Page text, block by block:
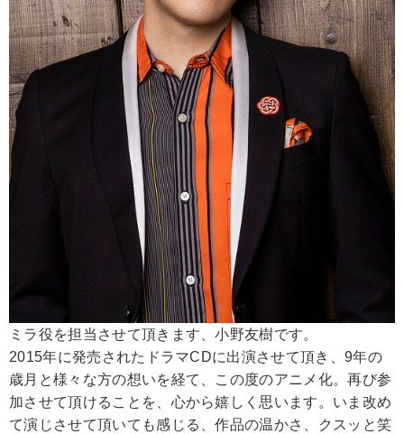
ミラ役を担当させて頂きます、小野友樹です。
2015年に発売されたドラマCDに出演させて頂き、9年の
歳月と様々な方の想いを経て、この度のアニメ化。再び参
加させて頂けることを、心から嬉しく思います。いま改め
て演じさせて頂いても感じる、作品の温かさ、クスッと笑